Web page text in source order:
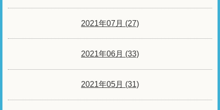
2021年07月 (27)
2021年06月 (33)
2021年05月 (31)